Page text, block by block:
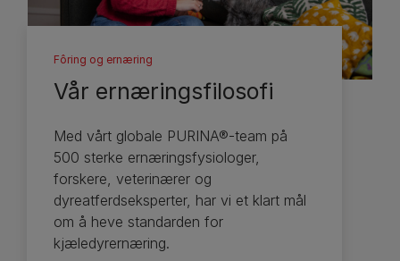
Fôring og ernæring
Vår ernæringsfilosofi
Med vårt globale PURINA®-team på
500 sterke ernæringsfysiologer,
forskere, veterinærer og
dyreatferdseksperter, har vi et klart mål
om å heve standarden for
kjæledyrernæring.